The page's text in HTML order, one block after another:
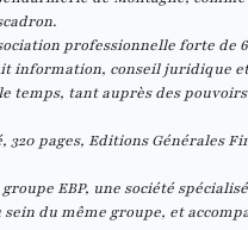
professionnelle forte de
information, conseil juridique
temps, tant auprès des
pages, Editions Générales
EBP, une société
du même groupe, et